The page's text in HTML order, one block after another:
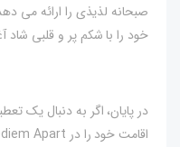
صبحانه لذیذی را ارائه می
خود را با شکم پر و قلبی شاد
در پایان، اگر به دنبال یک